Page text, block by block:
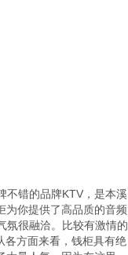
不错的品牌KTV，是本溪
为你提供了高品质的音频
氛很融洽。比较有激情的
各方面来看，钱柜具有绝